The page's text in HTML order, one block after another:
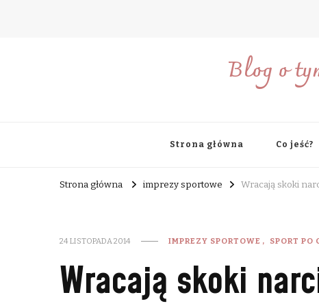
Blog o
Strona główna Co jeść?
Strona główna imprezy sportowe Wracają skoki
24 LISTOPADA 2014 IMPREZY SPORTOWE SPORT PO
Wracają skoki